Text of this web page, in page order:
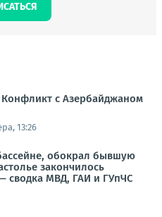
Конфликт с Азербайджаном
13:26
обокрал бывшую
закончилось
сводка МВД, ГАИ и ГУпЧС